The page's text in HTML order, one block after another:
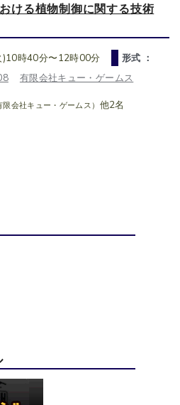
ける植物制御に関する技術
時40分〜12時00分
形式 ：
有限会社キュー・ゲームス
限会社キュー・ゲームス） 他2名